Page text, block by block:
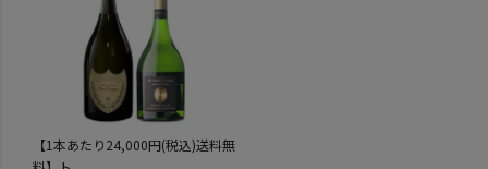
【1本あたり24,000円(税込)送料無